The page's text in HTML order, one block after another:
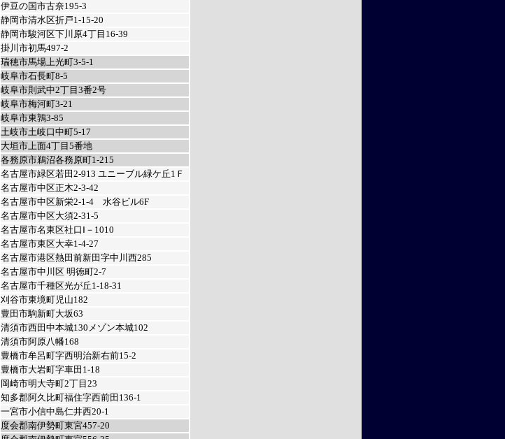
伊豆の国市古奈195-3
静岡市清水区折戸1-15-20
静岡市駿河区下川原4丁目16-39
掛川市初馬497-2
瑞穂市馬場上光町3-5-1
岐阜市石長町8-5
岐阜市則武中2丁目3番2号
岐阜市梅河町3-21
岐阜市東鶉3-85
土岐市土岐口中町5-17
大垣市上面4丁目5番地
各務原市鵜沼各務原町1-215
名古屋市緑区若田2-913 ユニーブル緑ケ丘1Ｆ
名古屋市中区正木2-3-42
名古屋市中区新栄2-1-4 水谷ビル6F
名古屋市中区大須2-31-5
名古屋市名東区社口Ⅰ－1010
名古屋市東区大幸1-4-27
名古屋市港区熱田前新田字中川西285
名古屋市中川区 明徳町2-7
名古屋市千種区光が丘1-18-31
刈谷市東境町児山182
豊田市駒新町大坂63
清須市西田中本城130メゾン本城102
清須市阿原八幡168
豊橋市牟呂町字西明治新右前15-2
豊橋市大岩町字車田1-18
岡崎市明大寺町2丁目23
知多郡阿久比町福住字西前田136-1
一宮市小信中島仁井西20-1
度会郡南伊勢町東宮457-20